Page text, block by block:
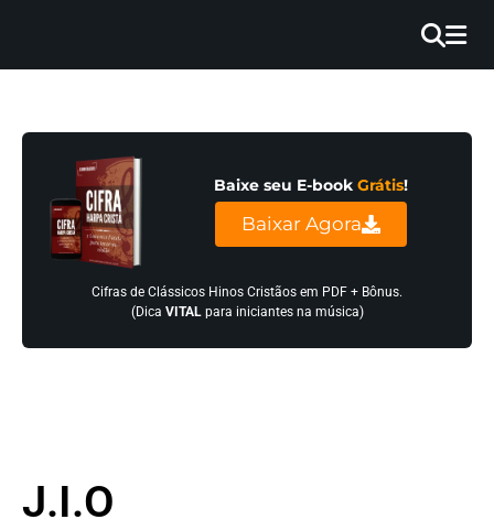
EBOOK
GRÁTIS
GUITAR
CRISTÃOS
Baixe seu E-book Grátis!
Baixar Agora
Cifras de Clássicos Hinos Cristãos em PDF + Bônus.
(Dica VITALpara iniciantes na música)
J.I.O